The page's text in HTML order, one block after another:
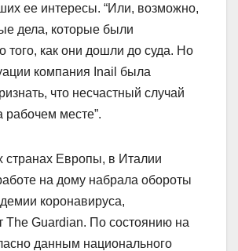
ее интересы. “Или, возможно,
дела, которые были
того, как они дошли до суда. Но
компания Inail была
что несчастный случай
рабочем месте”.
странах Европы, в Италии
на дому набрала обороты
коронавируса,
The Guardian. По состоянию на
данным национального